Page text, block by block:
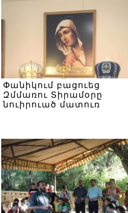
Փանիկում բացուեց
Զմմառու Տիրամօրը
նուիրուած մատուռ